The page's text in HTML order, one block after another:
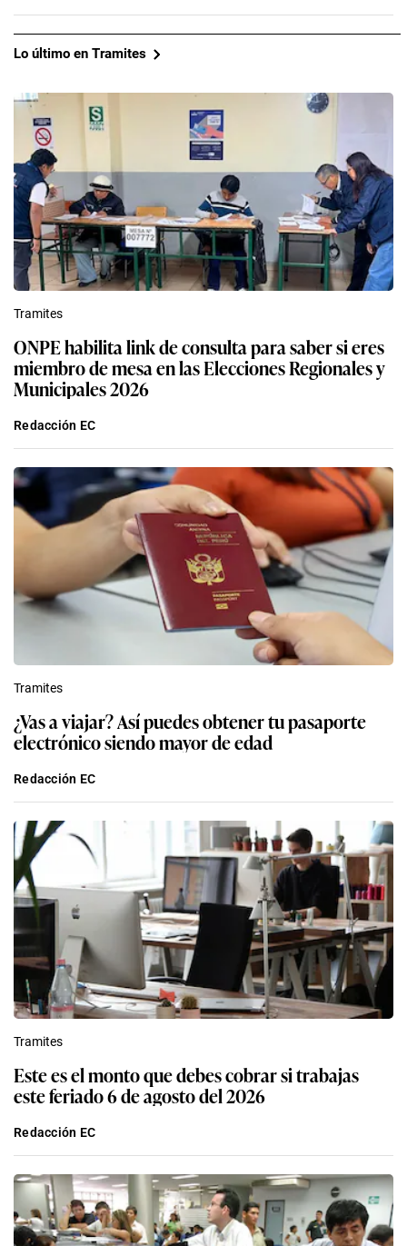
Lo último en Tramites
Tramites
ONPE habilita link de consulta para saber si eres
miembro de mesa en las Elecciones Regionales y
Municipales 2026
Redacción EC
Tramites
¿Vas a viajar? Así puedes obtener tu pasaporte
electrónico siendo mayor de edad
Redacción EC
Tramites
Este es el monto que debes cobrar si trabajas
este feriado 6 de agosto del 2026
Redacción EC